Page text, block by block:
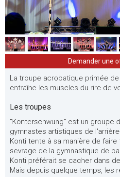
Demander une
La troupe acrobatique primée
entraîne les muscles du rire de
Les troupes
"Konterschwung" est un groupe
gymnastes artistiques de
Konti tente à sa manière de
sevrage de la gymnastique de
Konti préférait se cacher dans
Mais depuis quelque temps, les